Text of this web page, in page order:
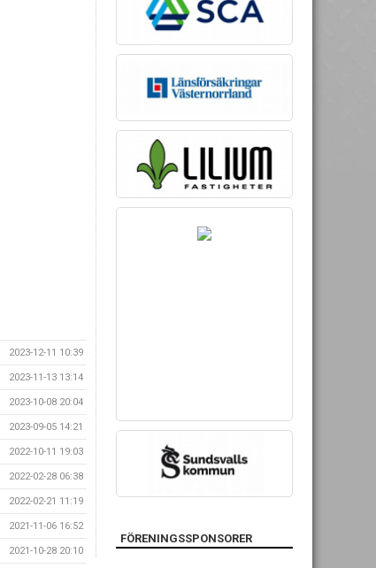
2023-12-11 10:39
2023-11-13 13:14
2023-10-08 20:04
2023-09-05 14:21
2022-10-11 19:03
2022-02-28 06:38
2022-02-21 11:19
2021-11-06 16:52
2021-10-28 20:10
FÖRENINGSSPONSORER